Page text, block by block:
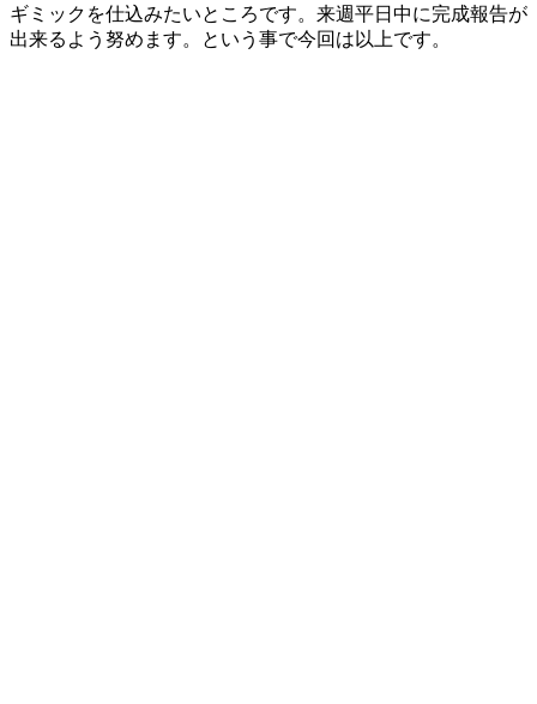
ギミックを仕込みたいところです。来週平日中に完成報告が
出来るよう努めます。という事で今回は以上です。